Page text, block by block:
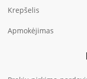
Krepšelis
Apmokėjimas